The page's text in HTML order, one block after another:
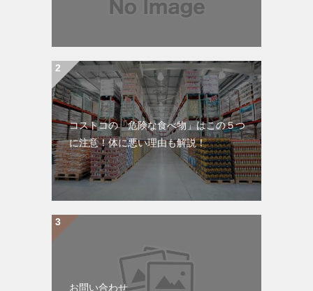
コストコの「危険な食べ物」はこの５つ
に注意！体に悪い理由も解説！
お問い合わせ